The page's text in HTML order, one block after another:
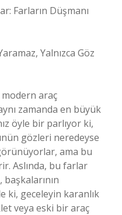
Farların Düşmanı
Yalnızca Göz
araç
zamanda en büyük
öyle bir parlıyor ki,
gözleri neredeyse
ama bu
Aslında, bu farlar
ki, geceleyin karanlık
veya eski bir araç